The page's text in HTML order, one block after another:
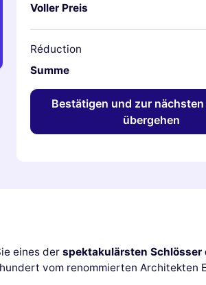
Voller Preis
Réduction
Summe
Bestätigen und zur
übergehen
eines der spektakulärsten Schlösser
vom renommierten Architekten